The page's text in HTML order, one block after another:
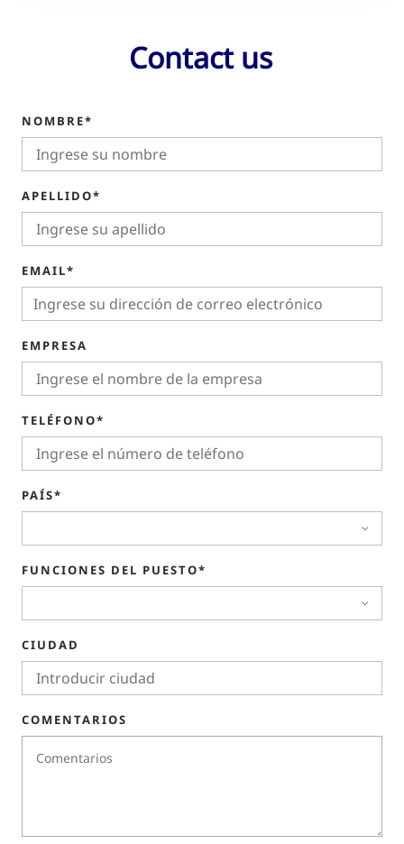
Contact us
NOMBRE*
APELLIDO*
EMAIL*
EMPRESA
TELÉFONO*
PAÍS*
FUNCIONES DEL PUESTO*
CIUDAD
COMENTARIOS